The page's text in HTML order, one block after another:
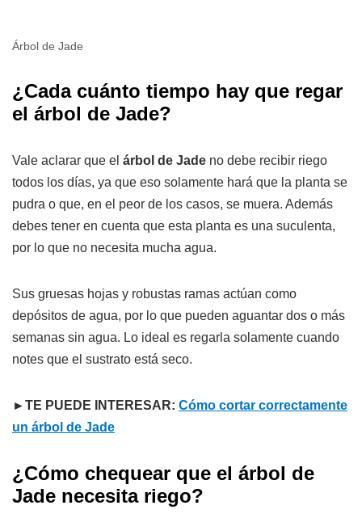
Árbol de Jade
¿Cada cuánto tiempo hay que regar
el árbol de Jade?
Vale aclarar que el árbol de Jade no debe recibir riego
todos los días, ya que eso solamente hará que la planta se
pudra o que, en el peor de los casos, se muera. Además
debes tener en cuenta que esta planta es una suculenta,
por lo que no necesita mucha agua.
Sus gruesas hojas y robustas ramas actúan como
depósitos de agua, por lo que pueden aguantar dos o más
semanas sin agua. Lo ideal es regarla solamente cuando
notes que el sustrato está seco.
►TE PUEDE INTERESAR: Cómo cortar correctamente
un árbol de Jade
¿Cómo chequear que el árbol de
Jade necesita riego?